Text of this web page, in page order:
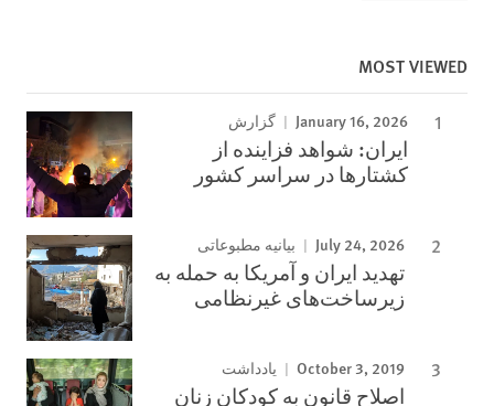
MOST VIEWED
January 16, 2026 گزارش
ایران: شواهد فزاینده از
کشتارها در سراسر کشور
July 24, 2026 بیانیه مطبوعاتی
تهدید ایران و آمریکا به حمله به
زیرساخت‌های غیرنظامی
October 3, 2019 یادداشت
اصلاح قانون به کودکان زنان